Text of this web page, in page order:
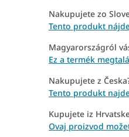
Nakupujete zo
Tento produkt
Magyarországról
Ez a termék
Nakupujete z
Tento produkt
Kupujete iz
Ovaj proizvod